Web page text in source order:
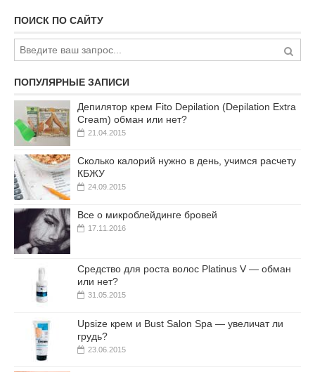
ПОИСК ПО САЙТУ
ПОПУЛЯРНЫЕ ЗАПИСИ
Депилятор крем Fito Depilation (Depilation Extra
Cream) обман или нет?
21.04.2015
Сколько калорий нужно в день, учимся расчету
КБЖУ
24.09.2015
Все о микроблейдинге бровей
17.11.2016
Средство для роста волос Platinus V — обман
или нет?
31.05.2015
Upsize крем и Bust Salon Spa — увеличат ли
грудь?
23.06.2015